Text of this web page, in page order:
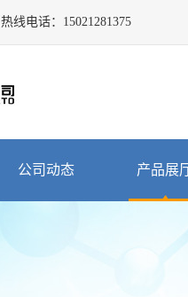
热线电话： 15021281375
公司动态 产品展